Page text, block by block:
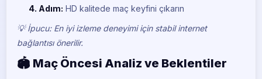
4. Adım: HD kalitede maç keyfini çıkarın
💡 İpucu: En iyi izleme deneyimi için stabil internet
bağlantısı önerilir.
🏟️ Maç Öncesi Analiz ve Beklentiler
BE
BeIN Sports 4
BE
BeIN Sports 5
CANLI